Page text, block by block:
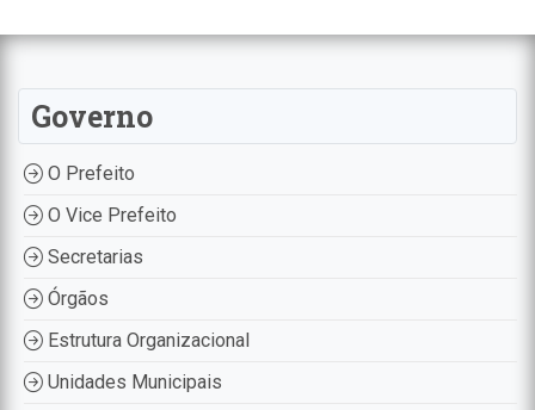
Governo
O Prefeito
O Vice Prefeito
Secretarias
Órgãos
Estrutura Organizacional
Unidades Municipais